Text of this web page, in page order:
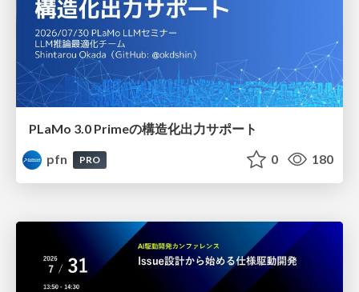
PLaMo 3.0 Primeの構造化出力サポート
pfn
PRO 0 180